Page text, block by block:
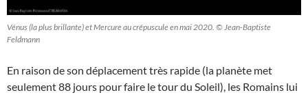
Vénus (la plus brillante) et Mercure au crépuscule en mai 2020. © Jean-Baptiste
Feldmann
En raison de son déplacement très rapide (la planète met
seulement 88 jours pour faire le tour du Soleil), les Romains lui